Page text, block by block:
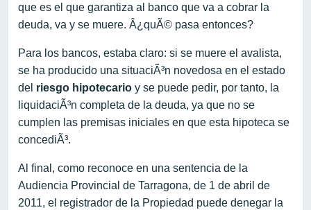
que es el que garantiza al banco que va a cobrar la
deuda, va y se muere. Â¿quÃ© pasa entonces?
Para los bancos, estaba claro: si se muere el avalista,
se ha producido una situaciÃ³n novedosa en el estado
del riesgo hipotecario y se puede pedir, por tanto, la
liquidaciÃ³n completa de la deuda, ya que no se
cumplen las premisas iniciales en que esta hipoteca se
concediÃ³.
Al final, como reconoce en una sentencia de la
Audiencia Provincial de Tarragona, de 1 de abril de
2011, el registrador de la Propiedad puede denegar la